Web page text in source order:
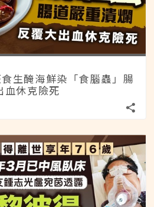
生醃海鮮染「食腦蟲」腸
血休克險死